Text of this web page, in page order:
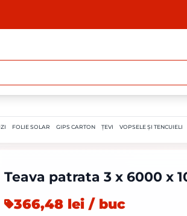
FOLIE SOLAR GIPS CARTON ȚEVI VOPSELE ȘI TENCUIELI
Teava patrata 3 x 6000 x
366,48 lei / buc